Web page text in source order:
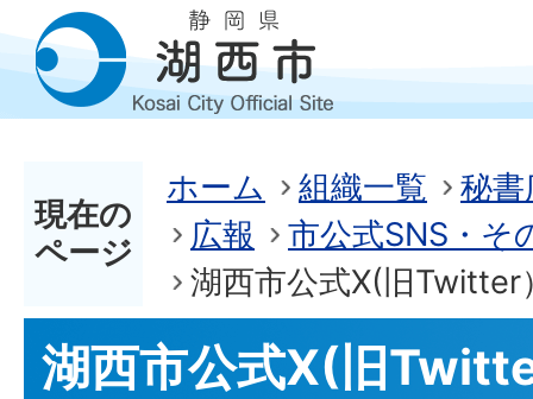
現在の
ページ
ホーム 組織一覧
秘書
広報
市公式SNS・そ
湖西市公式X(旧Twitter
湖西市公式X(旧